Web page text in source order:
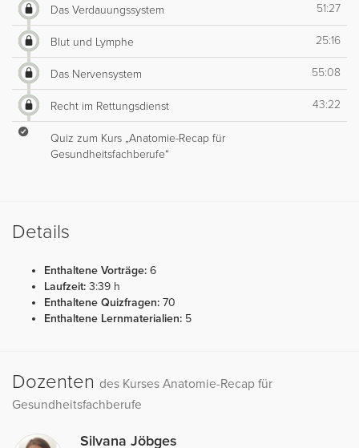
Das Verdauungssystem 51:27
Blut und Lymphe 25:16
Das Nervensystem 55:08
Recht im Rettungsdienst 43:22
Quiz zum Kurs „Anatomie-Recap für
Gesundheitsfachberufe“
Details
Enthaltene Vorträge: 6
Laufzeit: 3:39 h
Enthaltene Quizfragen: 70
Enthaltene Lernmaterialien: 5
Dozenten des Kurses Anatomie-Recap für
Gesundheitsfachberufe
Silvana Jöbges